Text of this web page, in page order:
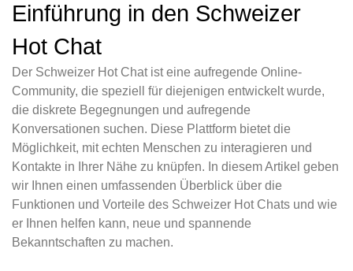
Einführung in den Schweizer
Hot Chat
Der Schweizer Hot Chat ist eine aufregende Online-
Community, die speziell für diejenigen entwickelt wurde,
die diskrete Begegnungen und aufregende
Konversationen suchen. Diese Plattform bietet die
Möglichkeit, mit echten Menschen zu interagieren und
Kontakte in Ihrer Nähe zu knüpfen. In diesem Artikel geben
wir Ihnen einen umfassenden Überblick über die
Funktionen und Vorteile des Schweizer Hot Chats und wie
er Ihnen helfen kann, neue und spannende
Bekanntschaften zu machen.